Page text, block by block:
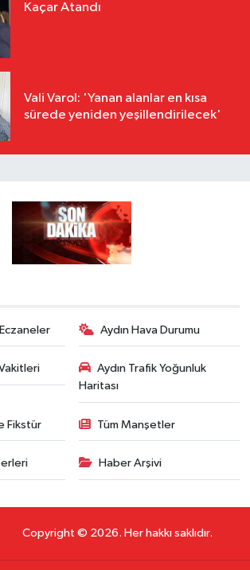
Kaçar Atandı
Vali Varol: 'Yanan alanlar en kısa
sürede yeniden yeşillendirilecek'
Aydın Hava Durumu
Aydın Trafik Yoğunluk
Haritası
Fikstür Tüm Manşetler
Haber Arşivi
Copyright © 2026. Her hakkı saklıdır.